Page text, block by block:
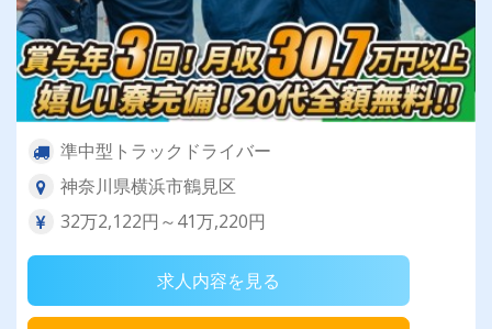
準中型トラックドライバー
神奈川県横浜市鶴見区
32万2,122円～41万,220円
求人内容を見る